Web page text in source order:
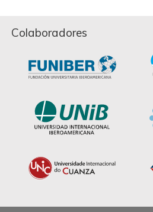
Colaboradores